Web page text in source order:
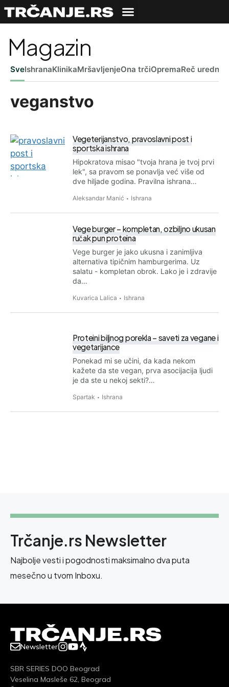
Magazin
SveIshranaKlinikaMršavljenjeOna trčiOpremaReč
veganstvo
Vegeterijanstvo, pravoslavni post i
sportska ishrana
Hipokratova misao "tvoja hrana je tvoj prvi
lek", sa pravom se ponavlja već više od
dve hiljade godina. Pravilna ishrana…
Aleksandar Manić Ishrana
Vege burger – kompletan, ozbiljno ukusan
ručak pun proteina
Vege burger je jako ukusna i zanimljiva
alternativa tipičnim hamburgerima. Uz
salatu - kompletan obrok. Lako je i zdravije
da…
Kuvarica Lalica Ishrana
Proteini biljnog porekla – saveti za vegane i
vegetarijance
Ponekad mi se učini, da kada nekom
kažete da ste vegan, prva asocijacija ljudi
je da ste u nekoj sekti?…
Spartak Ishrana
Trčanje.rs Newsletter
Najbolje vesti i pogodnosti maksimalno dva puta
mesečno u tvom Inboxu.
Newsletter
SBR SERIES DOO Beograd
Veselina Masleše 62, Beograd